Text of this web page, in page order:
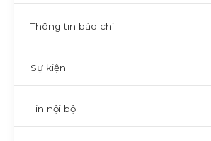
Thông tin báo chí
Sự kiện
Tin nội bộ